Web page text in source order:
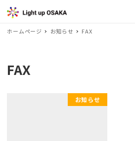
ホームページ お知らせ FAX
FAX
お知らせ